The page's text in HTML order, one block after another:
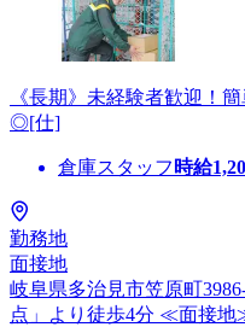
《長期》未経験者歓迎！
◎[仕]
倉庫スタッフ 時給
勤務地
面接地
岐阜県多治見市笠原町
点」より徒歩4分 ≪面接